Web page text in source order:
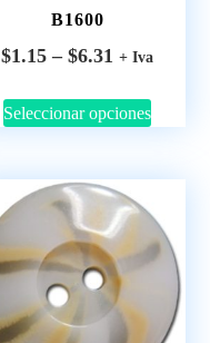
B1600
$1.15 – $6.31 + Iva
Seleccionar opciones